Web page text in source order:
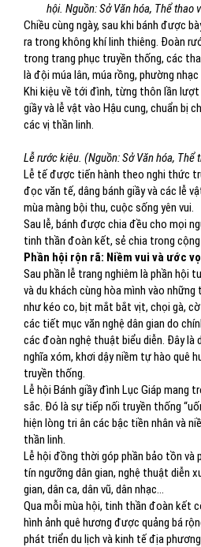
hội. Nguồn: Sở Văn hóa, Thể thao
Chiều cùng ngày, sau khi bánh được
ra trong không khí linh thiêng. Đoàn
trong trang phục truyền thống, các
là đội múa lân, múa rồng, phường nhạc
Khi kiệu về tới đình, từng thôn lần
giầy và lễ vật vào Hậu cung, chuẩn bị
các vị thần linh.
Lễ rước kiệu. (Nguồn: Sở Văn hóa, Thể
Lễ tế được tiến hành theo nghi thức
đọc văn tế, dâng bánh giầy và các lễ
mùa màng bội thu, cuộc sống yên vui.
Sau lễ, bánh được chia đều cho mọi
tinh thần đoàn kết, sẻ chia trong
Phần hội rộn rã: Niềm vui và ước
Sau phần lễ trang nghiêm là phần hội
và du khách cùng hòa mình vào
như kéo co, bịt mắt bắt vịt, chọi gà,
các tiết mục văn nghệ dân gian do
các đoàn nghệ thuật biểu diễn. Đây là
nghĩa xóm, khơi dậy niềm tự hào quê
truyền thống.
Lễ hội Bánh giầy đình Lục Giáp mang
sắc. Đó là sự tiếp nối truyền thống
hiện lòng tri ân các bậc tiền nhân và
thần linh.
Lễ hội đồng thời góp phần bảo tồn và
tín ngưỡng dân gian, nghệ thuật diễn
gian, dân ca, dân vũ, dân nhạc…
Qua mỗi mùa hội, tinh thần đoàn kết
hình ảnh quê hương được quảng bá
phát triển du lịch và kinh tế địa